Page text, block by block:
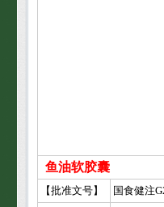
鱼油软胶囊
【批准文号】
国食健注